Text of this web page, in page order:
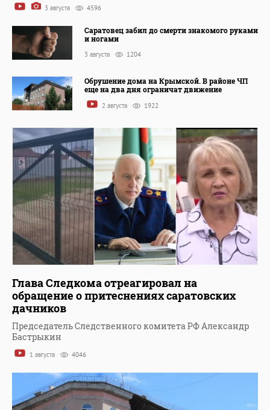
3 августа 4596
Саратовец забил до смерти знакомого руками
и ногами
3 августа 1204
Обрушение дома на Крымской. В районе ЧП
еще на два дня ограничат движение
2 августа 1922
Глава Следкома отреагировал на
обращение о притеснениях саратовских
дачников
Председатель Следственного комитета РФ Александр
Бастрыкин
1 августа 4046